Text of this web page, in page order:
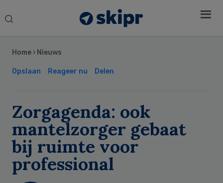
Search
Home › Nieuws
Opslaan Reageer nu Delen
Zorgagenda: ook
mantelzorger gebaat
bij ruimte voor
professional
Sidebar